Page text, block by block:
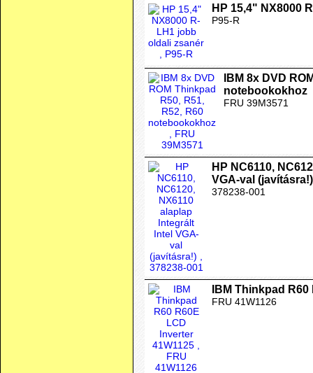
HP 15,4" NX8000
P95-R
IBM 8x DVD
notebookokhoz
FRU 39M3571
HP NC6110,
VGA-val (javításra!)
378238-001
IBM Thinkpad
FRU 41W1126